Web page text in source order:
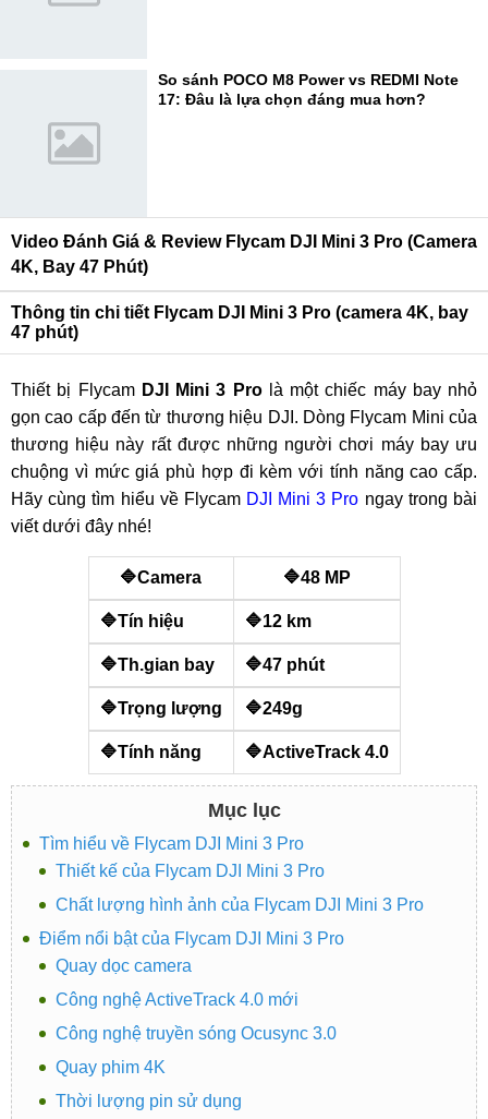
So sánh POCO M8 Power vs REDMI Note
17: Đâu là lựa chọn đáng mua hơn?
Video Đánh Giá & Review Flycam DJI Mini 3 Pro (camera
4K, Bay 47 Phút)
Thông tin chi tiết Flycam DJI Mini 3 Pro (camera 4K, bay
47 phút)
Thiết bị Flycam DJI Mini 3 Prolà một chiếc máy bay nhỏ
gọn cao cấp đến từ thương hiệu DJI. Dòng Flycam Mini của
thương hiệu này rất được những người chơi máy bay ưu
chuộng vì mức giá phù hợp đi kèm với tính năng cao cấp.
Hãy cùng tìm hiểu về Flycam DJI Mini 3 Pro ngay trong bài
viết dưới đây nhé!
🔷Camera 🔷48 MP
🔷Tín hiệu 🔷12 km
🔷Th.gian bay 🔷47 phút
🔷Trọng lượng 🔷249g
🔷Tính năng 🔷ActiveTrack 4.0
Mục lục
Tìm hiểu về Flycam DJI Mini 3 Pro
Thiết kế của Flycam DJI Mini 3 Pro
Chất lượng hình ảnh của Flycam DJI Mini 3 Pro
Điểm nổi bật của Flycam DJI Mini 3 Pro
Quay dọc camera
Công nghệ ActiveTrack 4.0 mới
Công nghệ truyền sóng Ocusync 3.0
Quay phim 4K
Thời lượng pin sử dụng